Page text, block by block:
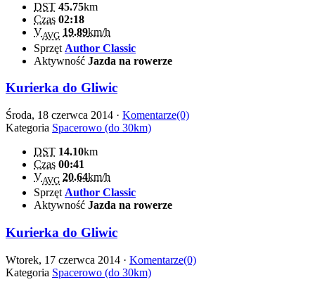
DST 45.75km
Czas 02:18
VAVG 19.89km/h
Sprzęt Author Classic
Aktywność Jazda na rowerze
Kurierka do Gliwic
Środa, 18 czerwca 2014 · Komentarze(0)
Kategoria Spacerowo (do 30km)
DST 14.10km
Czas 00:41
VAVG 20.64km/h
Sprzęt Author Classic
Aktywność Jazda na rowerze
Kurierka do Gliwic
Wtorek, 17 czerwca 2014 · Komentarze(0)
Kategoria Spacerowo (do 30km)